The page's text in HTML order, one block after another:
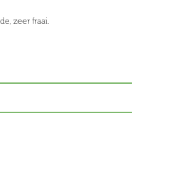
zeer fraai.